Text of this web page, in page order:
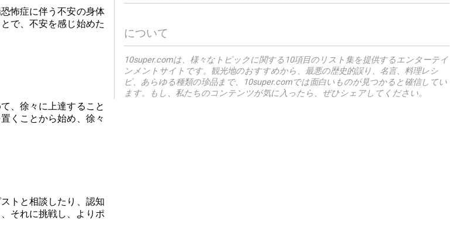
怖症に伴う不安の身体
で、不安を感じ始めた
、徐々に上達すること
くことから始め、徐々
トと相談したり、認知
それに挑戦し、よりポ
について
10super.comは、様々なトピックに関する10項目のリスト集を提供するエンターテイ
ンメントサイトです。観光地のおすすめから、最悪の歴史的誤り、名言、料理レシ
ピ、あらゆる種類の珍品まで、10super.comでは面白いものが見つかると確信してい
ます。もし、私たちのコンテンツが気に入ったら、ぜひシェアしてください。